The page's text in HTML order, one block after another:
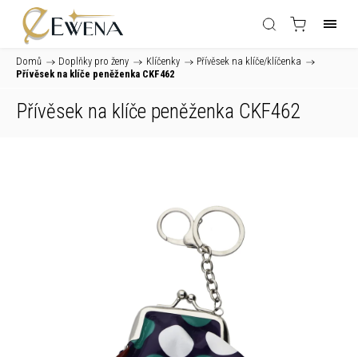
Domů / Doplňky pro ženy / Klíčenky / Přívěsek na klíče/klíčenka /
Přívěsek na klíče peněženka CKF462
Přívěsek na klíče peněženka CKF462